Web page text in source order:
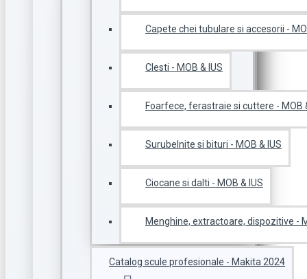
Capete chei tubulare si accesorii -
Clesti - MOB & IUS
Foarfece, ferastraie si cuttere - MOB
Surubelnite si bituri - MOB & IUS
Ciocane si dalti - MOB & IUS
Menghine, extractoare, dispozitive -
Catalog scule profesionale - Makita 2024